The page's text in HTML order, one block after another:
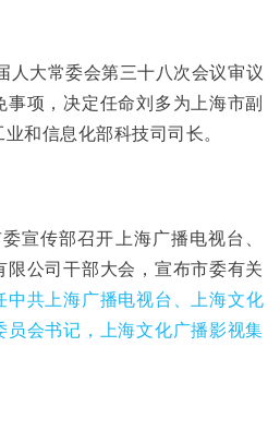
人大常委会第三十八次会议审议
项，决定任命刘多为上海市副
和信息化部科技司司长。
宣传部召开上海广播电视台、
公司干部大会，宣布市委有关
中共上海广播电视台、上海文化
会书记，上海文化广播影视集